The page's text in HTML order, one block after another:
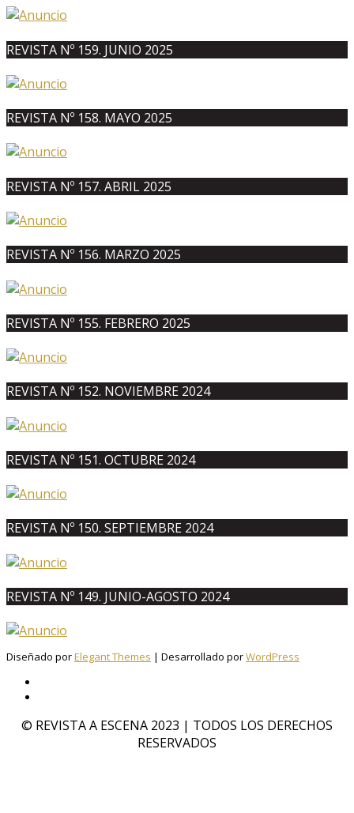
REVISTA Nº 159. JUNIO 2025
REVISTA Nº 158. MAYO 2025
REVISTA Nº 157. ABRIL 2025
REVISTA Nº 156. MARZO 2025
REVISTA Nº 155. FEBRERO 2025
REVISTA Nº 152. NOVIEMBRE 2024
REVISTA Nº 151. OCTUBRE 2024
REVISTA Nº 150. SEPTIEMBRE 2024
REVISTA Nº 149. JUNIO-AGOSTO 2024
Diseñado porElegant Themes | Desarrollado porWordPress
© REVISTA A ESCENA 2023 | TODOS LOS DERECHOS
RESERVADOS